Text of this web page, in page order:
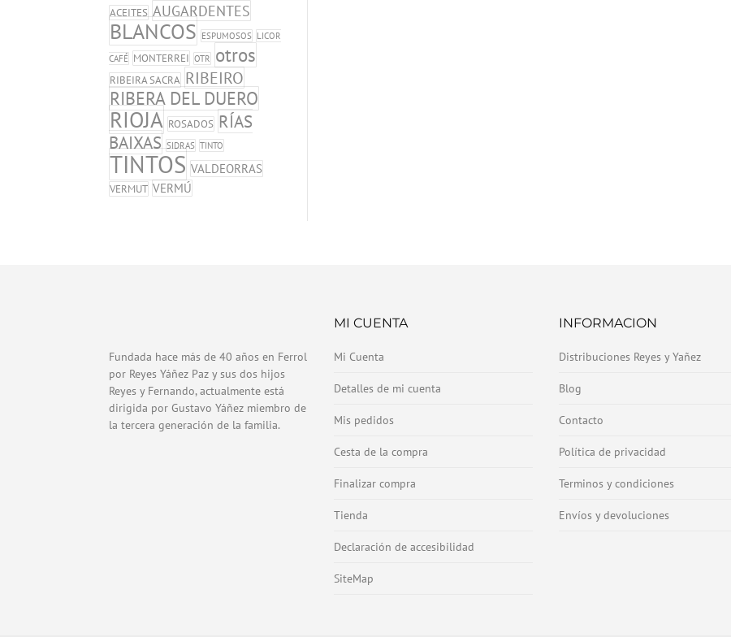
ACEITES AUGARDENTES
BLANCOS ESPUMOSOS LICOR
CAFÉ MONTERREI OTR otros
RIBEIRA SACRA RIBEIRO
RIBERA DEL DUERO
RIOJA ROSADOS RÍAS
BAIXAS SIDRAS TINTO
TINTOS VALDEORRAS
VERMUT VERMÚ
Fundada hace más de 40 años en Ferrol
por Reyes Yáñez Paz y sus dos hijos
Reyes y Fernando, actualmente está
dirigida por Gustavo Yáñez miembro de
la tercera generación de la familia.
MI CUENTA
Mi Cuenta
Detalles de mi cuenta
Mis pedidos
Cesta de la compra
Finalizar compra
Tienda
Declaración de accesibilidad
SiteMap
INFORMACION
Distribuciones Reyes y Yañez
Blog
Contacto
Política de privacidad
Terminos y condiciones
Envíos y devoluciones